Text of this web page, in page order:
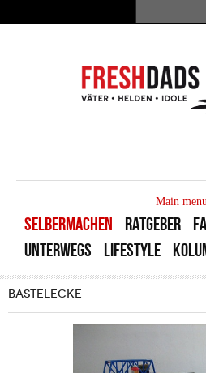
Main
SELBERMACHEN RATGEBER
UNTERWEGS
LIFESTYLE
BASTELECKE